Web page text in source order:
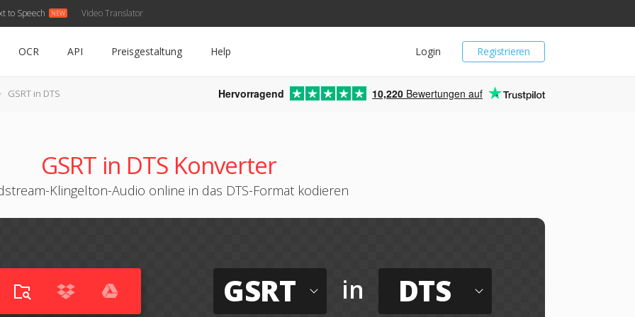
to Speech Video Translator
Registrieren
Login
OCR API Preisgestaltung Help
GSRT in DTS Hervorragend 10,220 Bewertungen auf
GSRT in DTS Konverter
Klingelton-Audio online in das DTS-Format kodieren
GSRT in DTS